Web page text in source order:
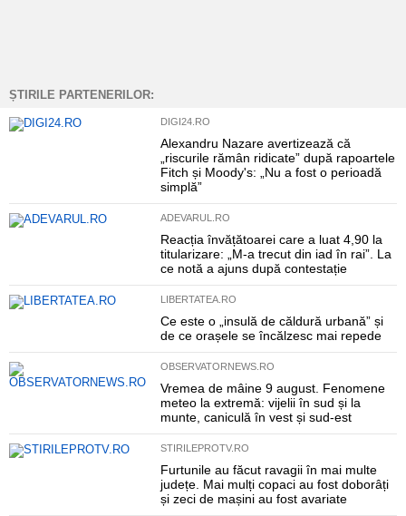
ȘTIRILE PARTENERILOR:
DIGI24.RO
Alexandru Nazare avertizează că
„riscurile rămân ridicate” după rapoartele
Fitch și Moody's: „Nu a fost o perioadă
simplă”
ADEVARUL.RO
Reacția învățătoarei care a luat 4,90 la
titularizare: „M-a trecut din iad în rai”. La
ce notă a ajuns după contestație
LIBERTATEA.RO
Ce este o „insulă de căldură urbană” și
de ce orașele se încălzesc mai repede
OBSERVATORNEWS.RO
Vremea de mâine 9 august. Fenomene
meteo la extremă: vijelii în sud și la
munte, caniculă în vest și sud-est
STIRILEPROTV.RO
Furtunile au făcut ravagii în mai multe
județe. Mai mulți copaci au fost doborâți
și zeci de mașini au fost avariate